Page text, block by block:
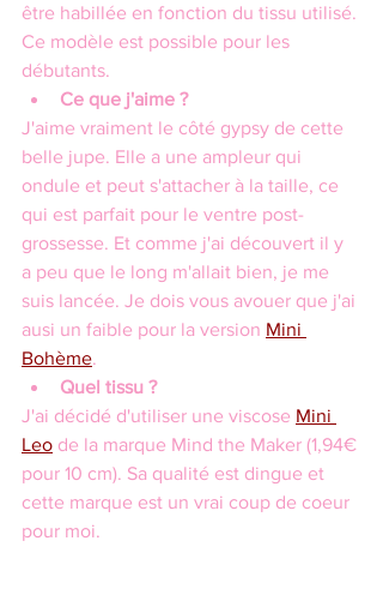
être habillée en fonction du tissu utilisé.
Ce modèle est possible pour les
débutants.
Ce que j'aime ?
J'aime vraiment le côté gypsy de cette
belle jupe. Elle a une ampleur qui
ondule et peut s'attacher à la taille, ce
qui est parfait pour le ventre post-
grossesse. Et comme j'ai découvert il y
a peu que le long m'allait bien, je me
suis lancée. Je dois vous avouer que j'ai
ausi un faible pour la version Mini
Bohème.
Quel tissu ?
J'ai décidé d'utiliser une viscose Mini
Leo de la marque Mind the Maker (1,94€
pour 10 cm). Sa qualité est dingue et
cette marque est un vrai coup de coeur
pour moi.